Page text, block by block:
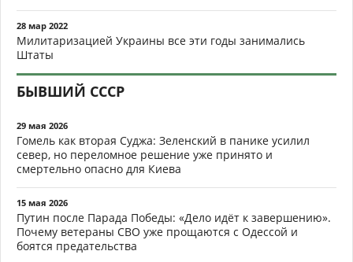
28 мар 2022
Милитаризацией Украины все эти годы занимались
Штаты
БЫВШИЙ СССР
29 мая 2026
Гомель как вторая Суджа: Зеленский в панике усилил
север, но переломное решение уже принято и
смертельно опасно для Киева
15 мая 2026
Путин после Парада Победы: «Дело идёт к завершению».
Почему ветераны СВО уже прощаются с Одессой и
боятся предательства